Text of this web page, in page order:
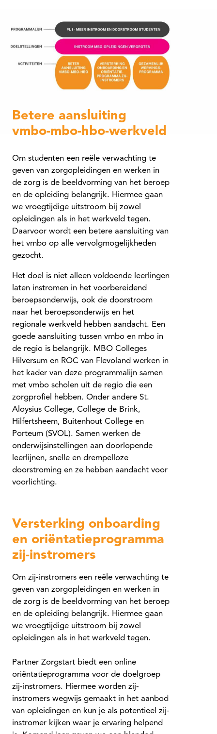
Om zij-instromers een reële verwachting te
geven van zorgopleidingen en werken in
de zorg is de beeldvorming van het beroep
en de opleiding belangrijk. Hiermee gaan
we vroegtijdige uitstroom bij zowel
opleidingen als in het werkveld tegen.
Partner Zorgstart biedt een online
oriëntatieprogramma voor de doelgroep
zij-instromers. Hiermee worden zij-
instromers wegwijs gemaakt in het aanbod
van opleidingen en kun je als potentieel zij-
instromer kijken waar je ervaring helpend
Versterking onboarding
en oriëntatieprogramma
zij-instromers
Om studenten een reële verwachting te
geven van zorgopleidingen en werken in
de zorg is de beeldvorming van het beroep
en de opleiding belangrijk. Hiermee gaan
we vroegtijdige uitstroom bij zowel
opleidingen als in het werkveld tegen.
Daarvoor wordt een betere aansluiting van
het vmbo op alle vervolgmogelijkheden
gezocht.
Het doel is niet alleen voldoende leerlingen
laten instromen in het voorbereidend
beroepsonderwijs, ook de doorstroom
naar het beroepsonderwijs en het
regionale werkveld hebben aandacht. Een
goede aansluiting tussen vmbo en mbo in
de regio is belangrijk. MBO Colleges
Hilversum en ROC van Flevoland werken in
het kader van deze programmalijn samen
met vmbo scholen uit de regio die een
zorgprofiel hebben. Onder andere St.
Aloysius College, College de Brink,
Hilfertsheem, Buitenhout College en
Porteum (SVOL). Samen werken de
onderwijsinstellingen aan doorlopende
leerlijnen, snelle en drempelloze
doorstroming en ze hebben aandacht voor
voorlichting.
Betere aansluiting
vmbo-mbo-hbo-werkveld